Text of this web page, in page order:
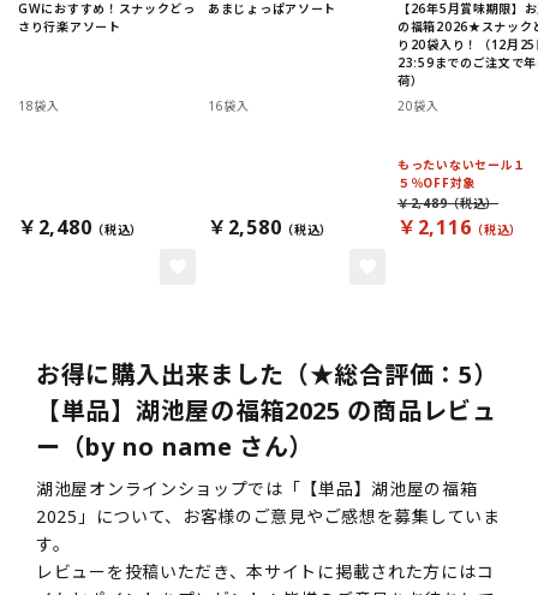
GWにおすすめ！スナックどっ
さり行楽アソート
18袋入
￥2,480
あまじょっぱアソート
16袋入
￥2,580
【26年5月賞味期限】
の福箱2026★スナック
り20袋入り！（12月25
23:59までのご注文で
荷）
20袋入
もったいないセール１
５％OFF対象
￥2,116
￥2,489
お得に購入出来ました（★総合評価：5）
【単品】湖池屋の福箱2025 の商品レビュ
ー（by no name さん）
湖池屋オンラインショップでは「【単品】湖池屋の福箱
2025」について、お客様のご意見やご感想を募集していま
す。
レビューを投稿いただき、本サイトに掲載された方にはコ